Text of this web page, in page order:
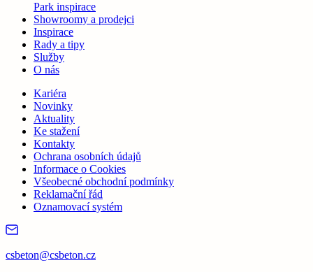
Park inspirace
Showroomy a prodejci
Inspirace
Rady a tipy
Služby
O nás
Kariéra
Novinky
Aktuality
Ke stažení
Kontakty
Ochrana osobních údajů
Informace o Cookies
Všeobecné obchodní podmínky
Reklamační řád
Oznamovací systém
csbeton@csbeton.cz